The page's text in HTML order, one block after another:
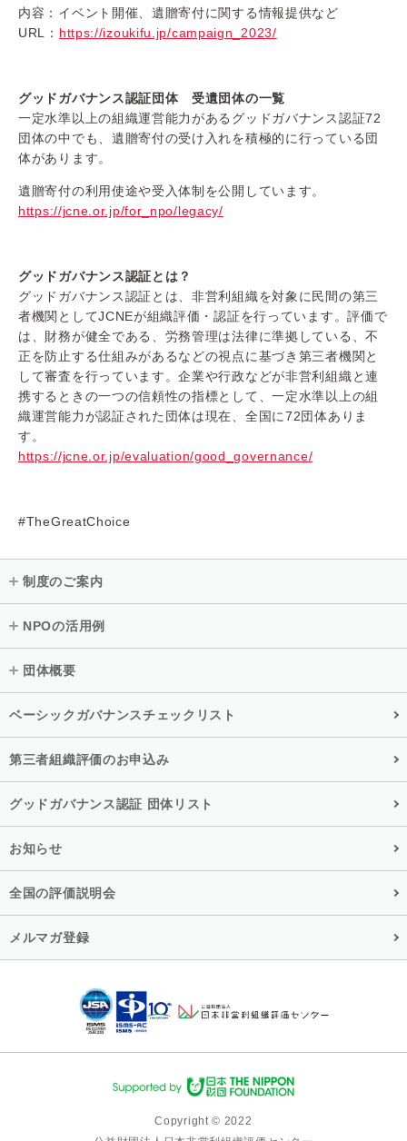
内容：イベント開催、遺贈寄付に関する情報提供など
URL： https://izoukifu.jp/campaign_2023/
グッドガバナンス認証団体 受遺団体の一覧
一定水準以上の組織運営能力があるグッドガバナンス認証72
団体の中でも、遺贈寄付の受け入れを積極的に行っている団
体があります。
遺贈寄付の利用使途や受入体制を公開しています。
https://jcne.or.jp/for_npo/legacy/
グッドガバナンス認証とは？
グッドガバナンス認証とは、非営利組織を対象に民間の第三
者機関としてJCNEが組織評価・認証を行っています。評価で
は、財務が健全である、労務管理は法律に準拠している、不
正を防止する仕組みがあるなどの視点に基づき第三者機関と
して審査を行っています。企業や行政などが非営利組織と連
携するときの一つの信頼性の指標として、一定水準以上の組
織運営能力が認証された団体は現在、全国に72団体ありま
す。
https://jcne.or.jp/evaluation/good_governance/
#TheGreatChoice
制度のご案内
NPOの活用例
団体概要
ベーシックガバナンスチェックリスト
第三者組織評価のお申込み
グッドガバナンス認証 団体リスト
お知らせ
全国の評価説明会
メルマガ登録
Copyright © 2022